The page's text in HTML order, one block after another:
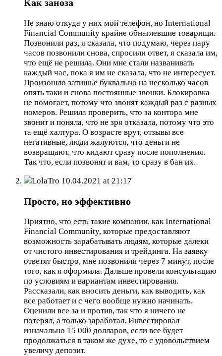
Как заноза
Не знаю откуда у них мой телефон, но International
Financial Community крайне обнаглевшие товарищи.
Позвонили раз, я сказала, что подумаю, через пару
часов позвонили снова, спросили ответ, я сказала им,
что ещё не решила. Они мне стали названивать
каждый час, пока я им не сказала, что не интересует.
Произошло затишье буквально на несколько часов
опять таки и снова постоянные звонки. Блокировка
не помогает, потому что звонят каждый раз с разных
номеров. Решила проверить, что за контора мне
звонит и поняла, что не зря отказала, потому что это
та ещё халтура. О возрасте врут, отзывы все
негативные, люди жалуются, что деньги не
возвращают, что кидают сразу после пополнения.
Так что, если позвонят и вам, то сразу в бан их.
LolaTro 10.04.2021 at 21:17
Просто, но эффективно
Приятно, что есть такие компании, как International
Financial Community, которые предоставляют
возможность зарабатывать людям, которые далеки
от чистого инвестирования и трейдинга. На заявку
ответят быстро, мне позвонили через 7 минут, после
того, как я оформила. Дальше провели консультацию
по условиям и вариантам инвестирования.
Рассказали, как вносить деньги, как выводить, как
все работает и с чего вообще нужно начинать.
Оценили все за и против, так что я ничего не
потерял, а только заработал. Инвестировал
изначально 15 000 долларов, если все будет
продолжаться в таком же духе, то с удовольствием
увеличу депозит.